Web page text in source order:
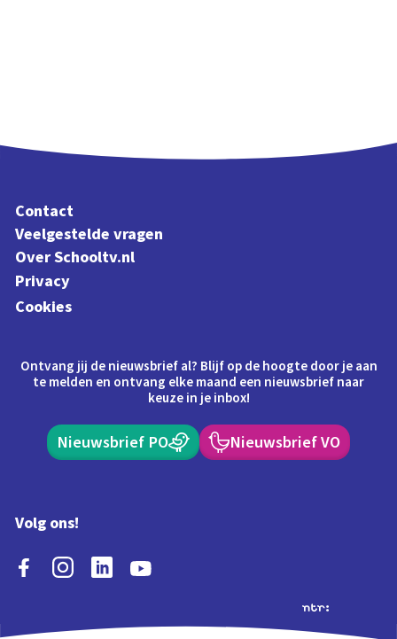
Contact
Veelgestelde vragen
Over Schooltv.nl
Privacy
Cookies
Ontvang jij de nieuwsbrief al? Blijf op de hoogte door je aan
te melden en ontvang elke maand een nieuwsbrief naar
keuze in je inbox!
Nieuwsbrief PO Nieuwsbrief VO
Volg ons!